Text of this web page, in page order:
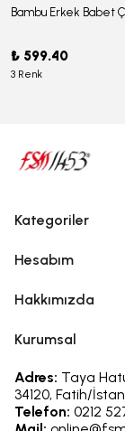
₺ 599.40
3 Renk
Kategoriler
Hesabım
Hakkımızda
Kurumsal
Adres: Taya
34120, Fatih/
Telefon: 0212